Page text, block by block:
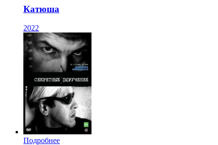
Катюша
2022
Подробнее